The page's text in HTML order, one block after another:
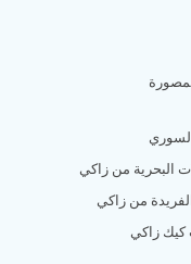
البحرية من زاكي
من زاكي
زاكي